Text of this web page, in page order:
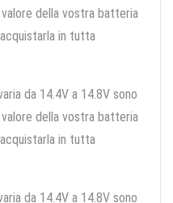
della vostra batteria
in tutta
da 14.4V a 14.8V sono
della vostra batteria
in tutta
da 14.4V a 14.8V sono